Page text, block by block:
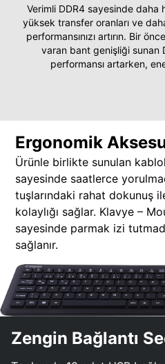
Verimli DDR4 sayesinde daha
yüksek transfer oranları ve
performansınızı artırın. Bir
varan bant genişliği sunan
performansı artarken,
Ergonomik
Ürünle birlikte sunulan
sayesinde saatlerce
tuşlarındaki rahat dokunuş
kolaylığı sağlar. Klavye –
sayesinde parmak izi
sağlanır.
Zengin Bağlantı